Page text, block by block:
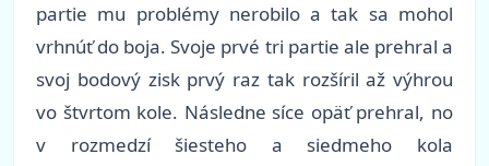
partie mu problémy nerobilo a tak sa mohol
vrhnúť do boja. Svoje prvé tri partie ale prehral a
svoj bodový zisk prvý raz tak rozšíril až výhrou
vo štvrtom kole. Následne síce opäť prehral, no
v rozmedzí šiesteho a siedmeho kola